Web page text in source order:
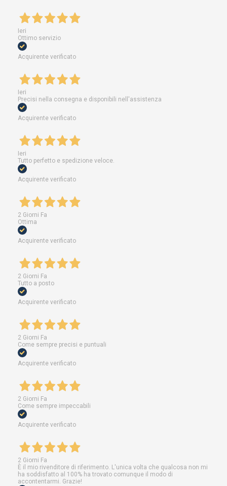
Ieri
Ottimo servizio
Acquirente verificato
Ieri
Precisi nella consegna e disponibili nell'assistenza
Acquirente verificato
Ieri
Tutto perfetto e spedizione veloce.
Acquirente verificato
2 Giorni Fa
Ottima
Acquirente verificato
2 Giorni Fa
Tutto a posto
Acquirente verificato
2 Giorni Fa
Come sempre precisi e puntuali
Acquirente verificato
2 Giorni Fa
Come sempre impeccabili
Acquirente verificato
2 Giorni Fa
È il mio rivenditore di riferimento. L'unica volta che qualcosa non mi
ha soddisfatto al 100% ha trovato comunque il modo di
accontentarmi. Grazie!